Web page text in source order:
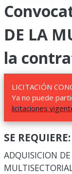
DE LA
la
LICITACIÓN
Ya no puede
licitaciones
SE REQUIERE:
ADQUISICION